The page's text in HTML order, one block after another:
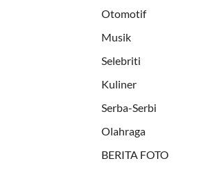
Otomotif
Musik
Selebriti
Kuliner
Serba-Serbi
Olahraga
BERITA FOTO